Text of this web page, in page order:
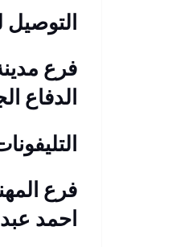
الدفاع
التليفونات : 26901129 –
احمد عبد